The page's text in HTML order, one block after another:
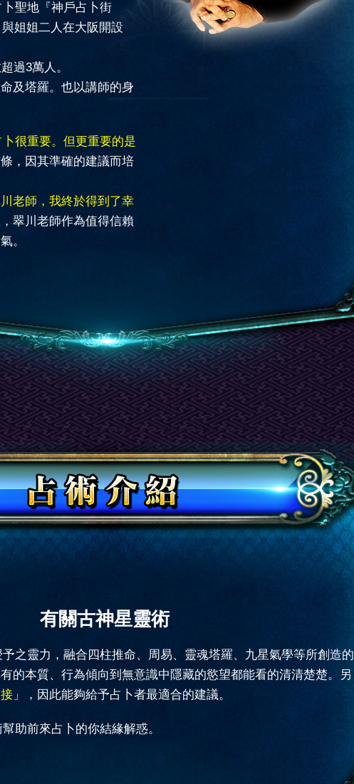
聖地『神戶占卜街
姐姐二人在大阪開設
過3萬人。
及塔羅。也以講師的身
卜很重要。但更重要的是
，因其準確的建議而培
老師，我終於得到了幸
翠川老師作為值得信賴
。
有關古神星靈術
之靈力，融合四柱推命、周易、靈魂塔羅、九星氣學等所創造的
的本質、行為傾向到無意識中隱藏的慾望都能看的清清楚楚。另
」，因此能夠給予占卜者最適合的建議。
助前來占卜的你結緣解惑。